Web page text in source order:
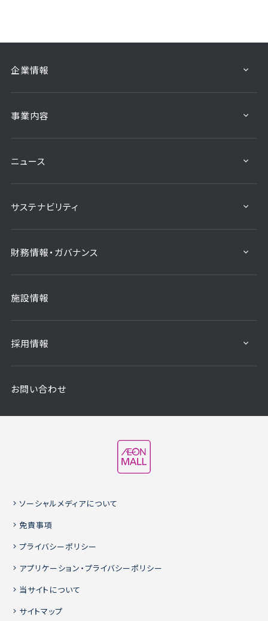
企業情報
事業内容
ニュース
サステナビリティ
財務情報・ガバナンス
施設情報
採用情報
お問い合わせ
ソーシャルメディアについて
免責事項
プライバシーポリシー
アプリケーション・プライバシーポリシー
当サイトについて
サイトマップ